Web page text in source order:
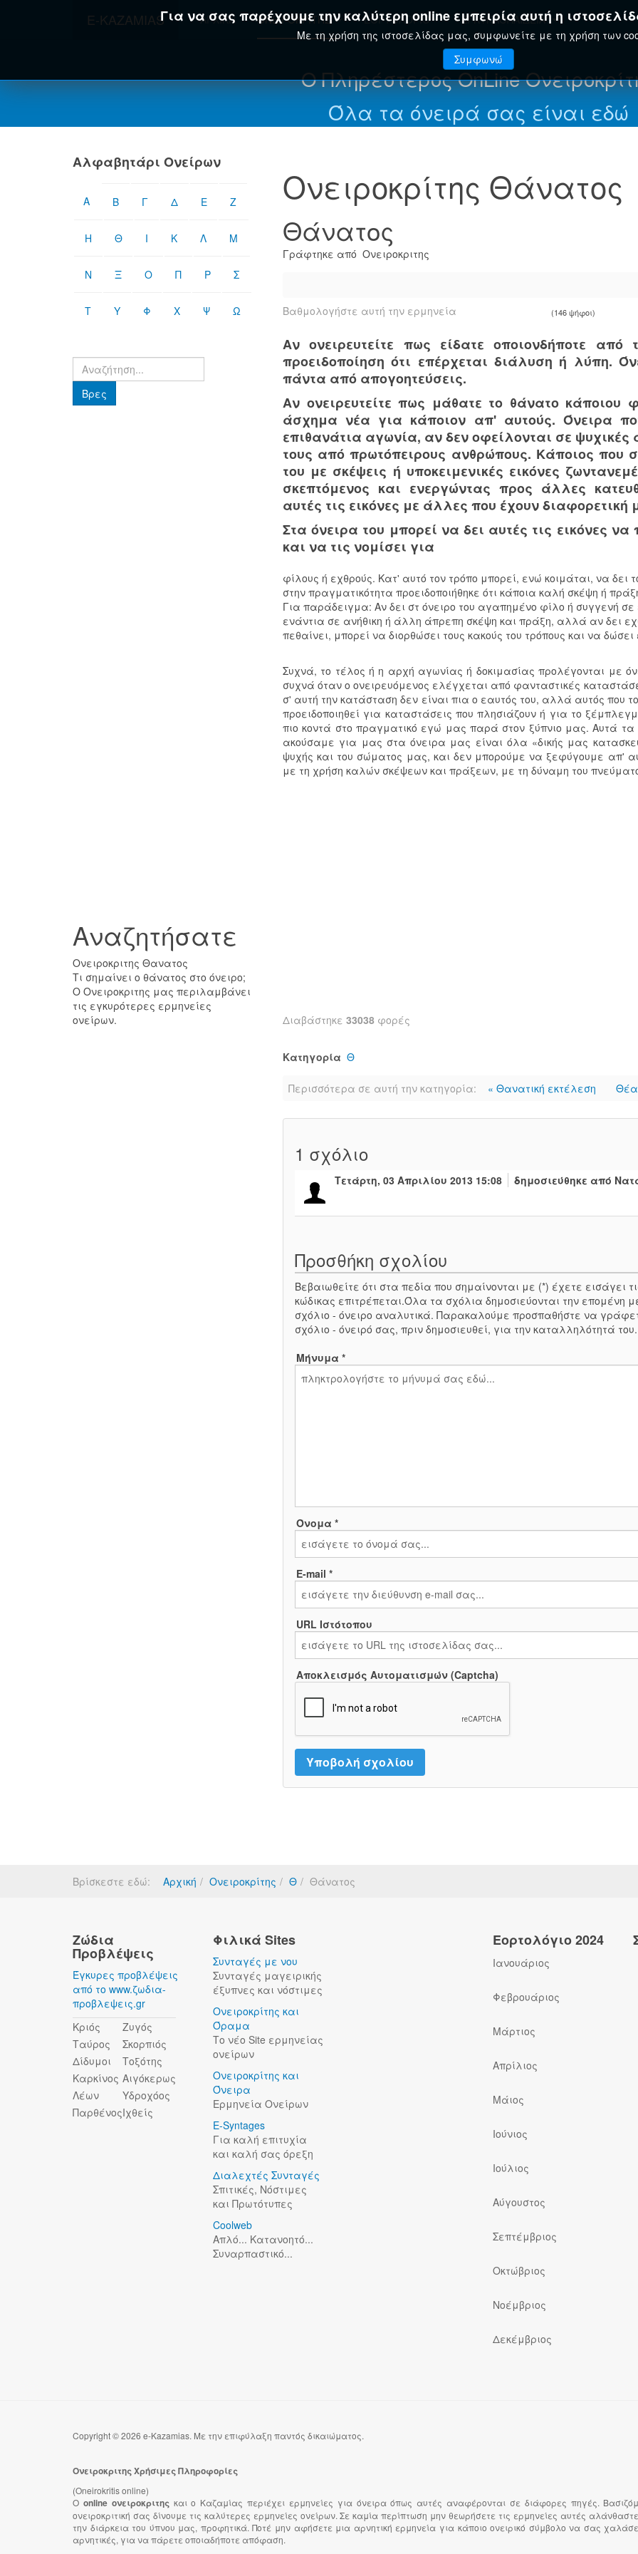
E-KAZAMIASΓια να σας παρέχουμε την καλύτερη online εμπειρία αυτή η
Με τη χρήση της ιστοσελίδας μας, συμφωνείτε με τη χρήση των
Συμφωνώ
ΑΡΧΙΚΉ ΟΝΕΙΡΟΚΡΊΤΗΣ ΕΟΡΤΟΛΌΓΙΟ ΕΓΚΥΚΛΟΠΑΊΔΕΙΑ
Ο Πληρέστερος OnLine
Όλα τα όνειρά σας είναι εδώ
Ονειροκρίτης Θάνατος
Θάνατος
Γράφτηκε από Ονειροκριτης
Βαθμολογήστε αυτή την ερμηνεία (146 ψήφοι)
Αν ονειρευτείτε πως είδατε οποιονδήποτε
προειδοποίηση ότι επέρχεται διάλυση ή λύπη.
πάντα από απογοητεύσεις.
Αν ονειρευτείτε πως μάθατε το θάνατο κάποιου
άσχημα νέα για κάποιον απ' αυτούς. Όνειρα
επιθανάτια αγωνία, αν δεν οφείλονται σε ψυχικές
τους από πρωτόπειρους ανθρώπους. Κάποιος που
του με σκέψεις ή υποκειμενικές εικόνες
σκεπτόμενος και ενεργώντας προς άλλες
αυτές τις εικόνες με άλλες που έχουν
Στα όνειρα του μπορεί να δει αυτές τις εικόνες να
και να τις νομίσει για
φίλους ή εχθρούς. Κατ' αυτό τον τρόπο μπορεί, ενώ κοιμάται, να δει
στην πραγματικότητα προειδοποιήθηκε ότι κάποια καλή σκέψη ή
Για παράδειγμα: Αν δει στ όνειρο του αγαπημένο φίλο ή συγγενή σε
ενάντια σε ανήθικη ή άλλη άπρεπη σκέψη και πράξη, αλλά αν δει
πεθαίνει, μπορεί να διορθώσει τους κακούς του τρόπους και να
Συχνά, το τέλος ή η αρχή αγωνίας ή δοκιμασίας προλέγονται με
συχνά όταν ο ονειρευόμενος ελέγχεται από φανταστικές
σ' αυτή την κατάσταση δεν είναι πια ο εαυτός του, αλλά αυτός που
προειδοποιηθεί για καταστάσεις που πλησιάζουν ή για το
πιο κοντά στο πραγματικό εγώ μας παρά στον ξύπνιο μας. Αυτά
ακούσαμε για μας στα όνειρα μας είναι όλα «δικής μας
ψυχής και του σώματος μας, και δεν μπορούμε να ξεφύγουμε απ'
με τη χρήση καλών σκέψεων και πράξεων, με τη δύναμη του
Διαβάστηκε 33038 φορές
Κατηγορία Θ
Περισσότερα σε αυτή την κατηγορία: « Θανατική εκτέλεση
1 σχόλιο
Τετάρτη, 03 Απριλίου 2013 15:08 δημοσιεύθηκε από
Προσθήκη σχολίου
Βεβαιωθείτε ότι στα πεδία που σημαίνονται με (*) έχετε εισάγει
κώδικας επιτρέπεται.Όλα τα σχόλια δημοσιεύονται την επομένη
σχόλιο - όνειρο αναλυτικά. Παρακαλούμε προσπαθήστε να
σχόλιο - όνειρό σας, πριν δημοσιευθεί, για την καταλληλότητά
Μήνυμα *
Όνομα *
E-mail *
URL Ιστότοπου
Αποκλεισμός Αυτοματισμών (Captcha)
Αλφαβητάρι Ονείρων
Α Β Γ Δ Ε Ζ
Η Θ Ι Κ Λ Μ
Ν Ξ Ο Π Ρ Σ
Τ Υ Φ Χ Ψ Ω
Βρες
Βρες
Αναζητήσατε
Ονειροκριτης Θανατος
Τι σημαίνει ο θάνατος στο όνειρο;
Ο Ονειροκριτης μας περιλαμβάνει
τις εγκυρότερες ερμηνείες
ονείρων.
Βρίσκεστε εδώ: Αρχική Ονειροκρίτης Θ Θάνατος
Ζώδια
Προβλέψεις
Έγκυρες προβλέψεις
από το www.ζωδια-
προβλεψεις.gr
Κριός
Ταύρος
Δίδυμοι
Καρκίνος
Λέων
Παρθένος
Ζυγός
Σκορπιός
Τοξότης
Αιγόκερως
Υδροχόος
Ιχθείς
Φιλικά Sites
Συνταγές με νου
Συνταγές μαγειρικής
έξυπνες και νόστιμες
Ονειροκρίτης και
Όραμα
Το νέο Site ερμηνείας
ονείρων
Ονειροκρίτης και
Όνειρα
Ερμηνεία Ονείρων
E-Syntages
Για καλή επιτυχία
και καλή σας όρεξη
Διαλεχτές Συνταγές
Σπιτικές, Νόστιμες
και Πρωτότυπες
Coolweb
Απλό... Κατανοητό...
Συναρπαστικό...
Εορτολόγιο 2024
Ιανουάριος
Φεβρουάριος
Μάρτιος
Απρίλιος
Μάιος
Ιούνιος
Ιούλιος
Αύγουστος
Σεπτέμβριος
Οκτώβριος
Νοέμβριος
Δεκέμβριος
Copyright © 2026 e-Kazamias. Με την επιφύλαξη παντός δικαιώματος.
Ονειροκριτης Χρήσιμες Πληροφορίες
(Oneirokritis online)
Ο online ονειροκριτηςκαι ο Καζαμίας περιέχει ερμηνείες για όνειρα όπως αυτές αναφέρονται σε διάφορες πηγές.
ονειροκριτική σας δίνουμε τις καλύτερες ερμηνείες ονείρων. Σε καμία περίπτωση μην θεωρήσετε τις ερμηνείες αυτές
την διάρκεια του ύπνου μας, προφητικά. Ποτέ μην αφήσετε μια αρνητική ερμηνεία για κάποιο ονειρικό σύμβολο να σας
αρνητικές, για να πάρετε οποιαδήποτε απόφαση.